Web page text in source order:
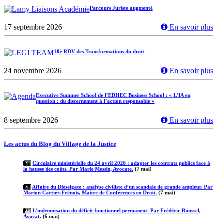
Parcours Juriste augmenté
17 septembre 2026 En savoir plus
10è RDV des Transformations du droit
24 novembre 2026 En savoir plus
Executive Summer School de l’EDHEC Business School : « L’IA en
question : du discernement à l’action responsable »
8 septembre 2026 En savoir plus
Les actus du Blog du Village de la Justice
Circulaire ministérielle du 24 avril 2026 : adapter les contrats publics face à
la hausse des coûts. Par Marie Messin, Avocate. (7 mai)
Affaire du Dieselgate : analyse civiliste d’un scandale de grande ampleur. Par
Marion Cartier-Frénois, Maître de Conférences en Droit. (7 mai)
L’indemnisation du déficit fonctionnel permanent. Par Frédéric Roussel,
Avocat. (6 mai)